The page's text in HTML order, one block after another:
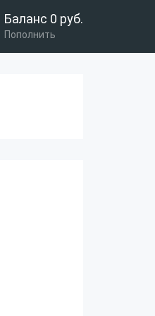
Баланс 0 руб.
Пополнить